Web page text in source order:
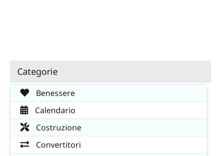
Categorie
Benessere
Calendario
Costruzione
Convertitori